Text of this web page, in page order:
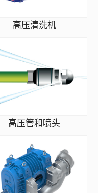
高压清洗机
高压管和喷头